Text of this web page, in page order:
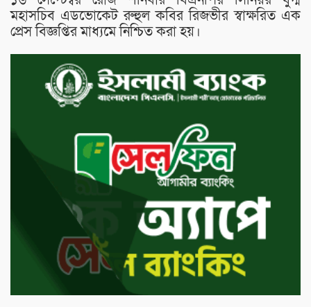
মহাসচিব এডভোকেট রুহুল কবির রিজভীর স্বাক্ষরিত এক
প্রেস বিজ্ঞপ্তির মাধ‍্যমে নিশ্চিত করা হয়।